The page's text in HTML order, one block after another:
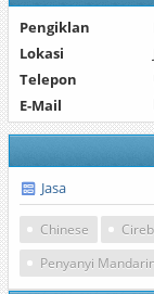
Pengiklan
Lokasi
Telepon
E-Mail
Jasa
Chinese
Penyanyi